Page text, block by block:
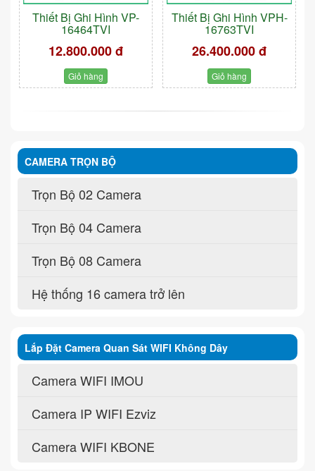
Thiết Bị Ghi Hình VP-
16464TVI
12.800.000 đ
Giỏ hàng
Thiết Bị Ghi Hình VPH-
16763TVI
26.400.000 đ
Giỏ hàng
CAMERA TRỌN BỘ
Trọn Bộ 02 Camera
Trọn Bộ 04 Camera
Trọn Bộ 08 Camera
Hệ thống 16 camera trở lên
Lắp Đặt Camera Quan Sát WIFI Không Dây
Camera WIFI IMOU
Camera IP WIFI Ezviz
Camera WIFI KBONE